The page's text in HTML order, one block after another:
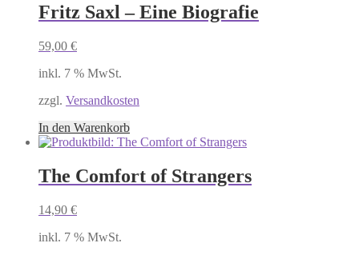
Fritz Saxl – Eine Biografie
59,00 €
inkl. 7 % MwSt.
zzgl. Versandkosten
In den Warenkorb
The Comfort of Strangers
14,90 €
inkl. 7 % MwSt.